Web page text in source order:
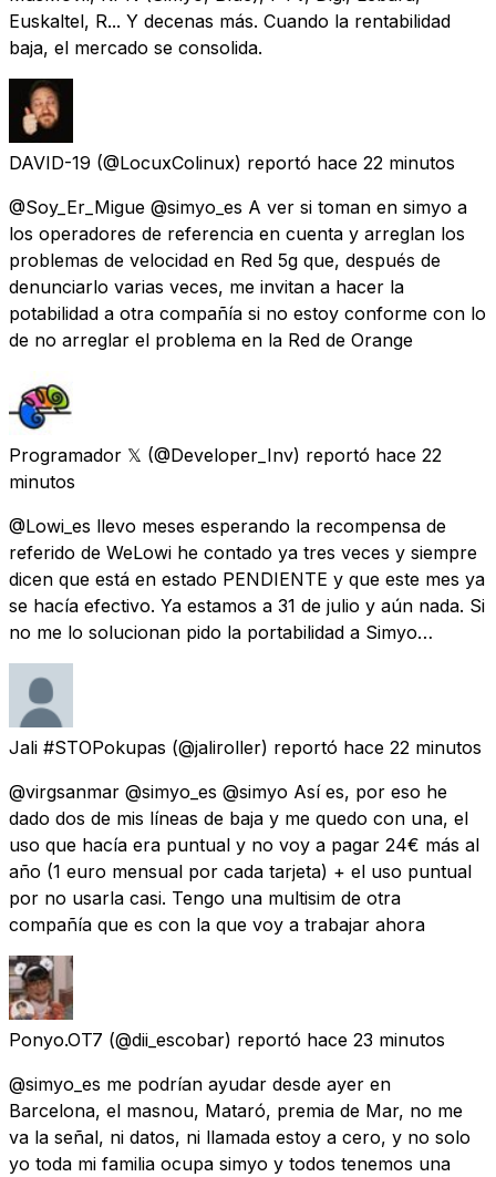
Euskaltel, R... Y decenas más. Cuando la rentabilidad
baja, el mercado se consolida.
DAVID-19 (@LocuxColinux) reportó hace 22 minutos
@Soy_Er_Migue @simyo_es A ver si toman en simyo a
los operadores de referencia en cuenta y arreglan los
problemas de velocidad en Red 5g que, después de
denunciarlo varias veces, me invitan a hacer la
potabilidad a otra compañía si no estoy conforme con lo
de no arreglar el problema en la Red de Orange
Programador 𝕏 (@Developer_Inv) reportó hace 22
minutos
@Lowi_es llevo meses esperando la recompensa de
referido de WeLowi he contado ya tres veces y siempre
dicen que está en estado PENDIENTE y que este mes ya
se hacía efectivo. Ya estamos a 31 de julio y aún nada. Si
no me lo solucionan pido la portabilidad a Simyo…
Jali #STOPokupas (@jaliroller) reportó hace 22 minutos
@virgsanmar @simyo_es @simyo Así es, por eso he
dado dos de mis líneas de baja y me quedo con una, el
uso que hacía era puntual y no voy a pagar 24€ más al
año (1 euro mensual por cada tarjeta) + el uso puntual
por no usarla casi. Tengo una multisim de otra
compañía que es con la que voy a trabajar ahora
Ponyo.OT7 (@dii_escobar) reportó hace 23 minutos
@simyo_es me podrían ayudar desde ayer en
Barcelona, el masnou, Mataró, premia de Mar, no me
va la señal, ni datos, ni llamada estoy a cero, y no solo
yo toda mi familia ocupa simyo y todos tenemos una